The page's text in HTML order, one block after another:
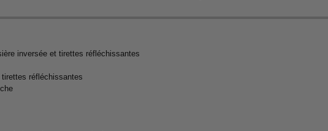
inversée et tirettes réfléchissantes
réfléchissantes